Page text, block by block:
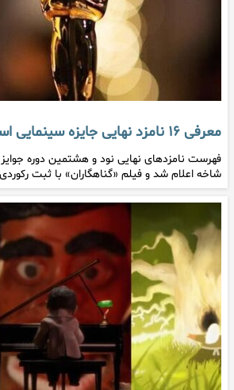
معرفی ۱۶ نامزد نهایی جایزه سینمایی اسکار
شاخه اعلام شد و فیلم «گناهگاران» با ثبت